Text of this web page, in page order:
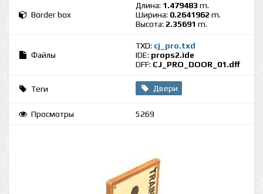
Border box
Длина: 1.479483 m.
Ширина: 0.2641962 m.
Высота: 2.35691 m.
Файлы
TXD: cj_pro.txd
IDE: props2.ide
DFF: CJ_PRO_DOOR_01.dff
Теги Двери
Просмотры 5269